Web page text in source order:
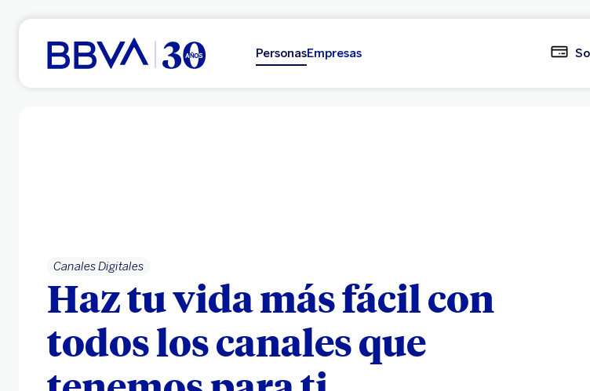
Ir al contenido principal
PersonasEmpresas
Canales Digitales
Haz tu vida más fácil con
todos los canales que